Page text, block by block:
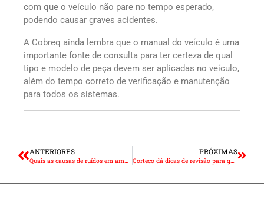
com que o veículo não pare no tempo esperado,
podendo causar graves acidentes.
A Cobreq ainda lembra que o manual do veículo é uma
importante fonte de consulta para ter certeza de qual
tipo e modelo de peça devem ser aplicadas no veículo,
além do tempo correto de verificação e manutenção
para todos os sistemas.
ANTERIORES
Quais as causas de ruídos em amortecedores novos?
PRÓXIMAS
Corteco dá dicas de revisão para garantir a segurança em dias chuvosos